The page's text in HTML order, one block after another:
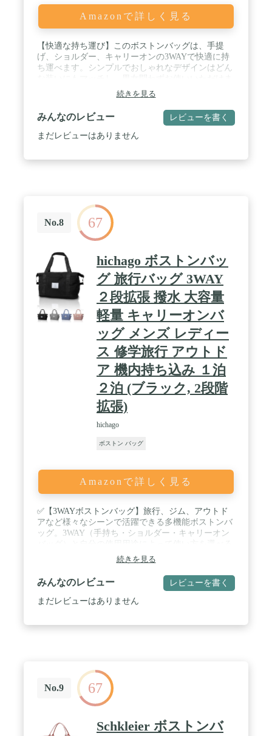
Amazonで詳しく見る
【快適な持ち運び】このボストンバッグは、手提
げ、ショルダー、キャリーオンの3WAYで快適に持
ち運べます。シンプルでおしゃれなデザインはどん
す。旅行やジム、短期の入院など、あらゆるシーン
であなたの頼れるパートナーになります。 / 【整理
整頓が簡単】6つの多機能ポケットが旅の荷物をス
マートに整理。サイドポケットはスマホの収納に、
内側のファスナーポケットは貴重品の保管に、そし
い時はコンパクトに折りたためるので、保管も簡
単。サブバッグとしても大活躍します。 / 【耐久性
に優れたディテール】耐久性の高いSBS製ファスナ
ーを採用し、スムーズな開閉を実現。シルバーの金
具は男女を問わずスタイリッシュに。耐久テストを
実施し、手提げ時は最大32kg、ショルダー時は20kg
の重量に耐えられることを確認しています。 / 【商
品詳細】サイズ：横49×高さ25×奥行き22cm、シュ
ーズポケット高さ16cm。素材：ポリエステル
100%。カラー：多彩な選択肢。セット内容：バッ
グ本体、ショルダーベルト。
続きを見る
みんなのレビュー レビューを書く
まだレビューはありません
No.8 67
hichago ボストンバッ
グ 旅行バッグ 3WAY
２段拡張 撥水 大容量
軽量 キャリーオンバ
ッグ メンズ レディー
ス 修学旅行 アウトド
ア 機内持ち込み １泊
２泊 (ブラック, 2段階
拡張)
hichago
ボストン バッグ
Amazonで詳しく見る
✅【3WAYボストンバッグ】旅行、ジム、アウトド
アなど様々なシーンで活躍できる多機能ボストンバ
ッグ。3WAY（手持ち・ショルダー・キャリーオン
バッグ。使わい時はA4程度に折りたたみが可能で、
急に荷物が増え時のサブバッグとしても活躍します
/ ✅【大容量】容量は約28Lと大容量！1泊の旅行は
もちろん2泊分の荷物も収納できる。１泊２日また
は２泊３日の旅行や子供の修学旅行や林間学校など
ト・小物ポケット・背面ポケット・フロントポケッ
ト）がありバックで迷子になりがちな小物類も使い
やすく整理整頓。乾湿分離ポケットは防水性のある
ポケットで濡れたタオルや洗面用具などを入れるこ
とで衣類なのが濡れる心配がなくなります。水泳や
海水浴、温泉などに持っていくバッグとしてもおす
続きを見る
みんなのレビュー レビューを書く
まだレビューはありません
No.9 67
Schkleier ボストンバ